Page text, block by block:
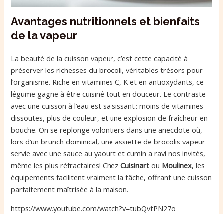
Avantages nutritionnels et bienfaits
de la vapeur
La beauté de la cuisson vapeur, c’est cette capacité à
préserver les richesses du brocoli, véritables trésors pour
l’organisme. Riche en vitamines C, K et en antioxydants, ce
légume gagne à être cuisiné tout en douceur. Le contraste
avec une cuisson à l’eau est saisissant : moins de vitamines
dissoutes, plus de couleur, et une explosion de fraîcheur en
bouche. On se replonge volontiers dans une anecdote où,
lors d’un brunch dominical, une assiette de brocolis vapeur
servie avec une sauce au yaourt et cumin a ravi nos invités,
même les plus réfractaires! ChezCuisinart ou Moulinex, les
équipements facilitent vraiment la tâche, offrant une cuisson
parfaitement maîtrisée à la maison.
https://www.youtube.com/watch?v=tubQvtPN27o